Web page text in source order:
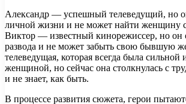
Александр — успешный телеведущий, но
личной жизни и не может найти женщину
Виктор — известный кинорежиссер, но он
развода и не может забыть свою бывшую
телеведущая, которая всегда была сильной
женщиной, но сейчас она столкнулась с
и не знает, как быть.
В процессе развития сюжета, герои